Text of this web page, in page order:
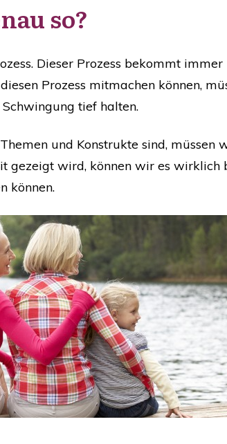
so?
Dieser Prozess bekommt
Prozess mitmachen können,
tief halten.
und Konstrukte sind, müssen
gezeigt wird, können wir es wirklich
können.